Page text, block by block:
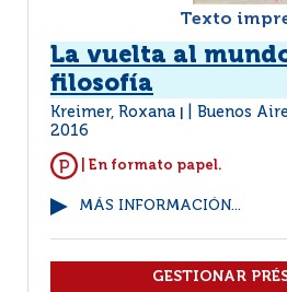
Texto
La vuelta al
filosofía
Kreimer, Roxana Buenos
2016
| En formato papel.
MÁS INFORMACIÓN...